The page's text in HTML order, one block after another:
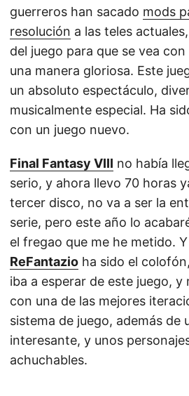
guerreros han sacado mods
resolución a las teles
del juego para que se vea
una manera gloriosa. Este
un absoluto espectáculo,
musicalmente especial. Ha
con un juego nuevo.
Final Fantasy VIII no había
serio, y ahora llevo 70 horas
tercer disco, no va a ser la
serie, pero este año lo
el fregao que me he metido.
ReFantazio ha sido el
iba a esperar de este juego,
con una de las mejores
sistema de juego, además de
interesante, y unos
achuchables.